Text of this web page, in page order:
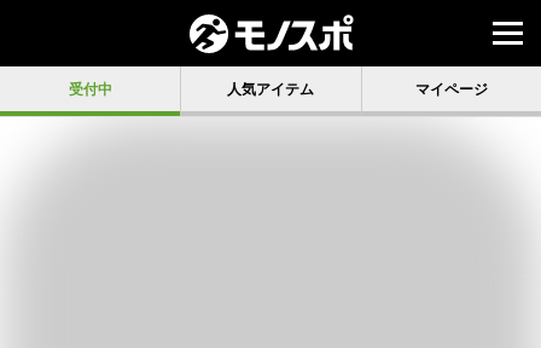
受付中 人気アイテム マイページ